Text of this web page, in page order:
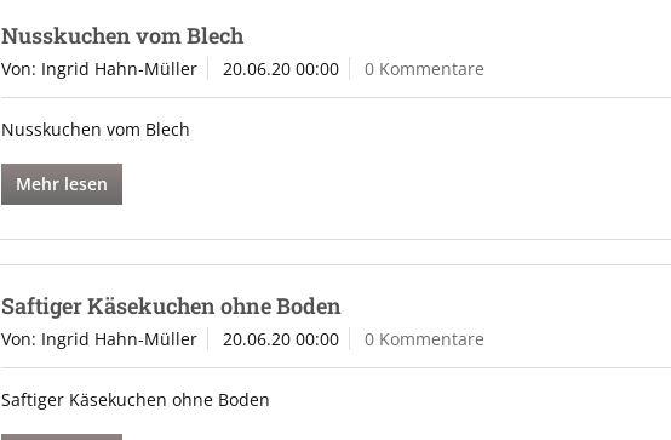
Nusskuchen vom Blech
Von: Ingrid Hahn-Müller 20.06.20 00:00 0 Kommentare
Nusskuchen vom Blech
Mehr lesen
Saftiger Käsekuchen ohne Boden
Von: Ingrid Hahn-Müller 20.06.20 00:00 0 Kommentare
Saftiger Käsekuchen ohne Boden